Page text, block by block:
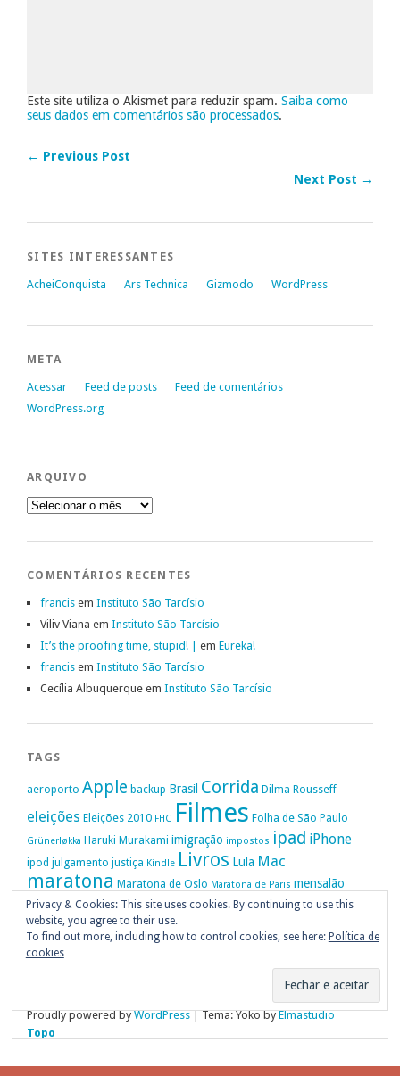
Este site utiliza o Akismet para reduzir spam. Saiba como
seus dados em comentários são processados.
← Previous Post
Next Post →
SITES INTERESSANTES
AcheiConquista Ars Technica Gizmodo WordPress
META
Acessar Feed de posts
Feed de comentários
WordPress.org
ARQUIVO
Arquivo
COMENTÁRIOS RECENTES
francis em Instituto São Tarcísio
Viliv Viana em Instituto São Tarcísio
It’s the proofing time, stupid! | em Eureka!
francis em Instituto São Tarcísio
Cecília Albuquerque em Instituto São Tarcísio
TAGS
aeroporto Apple backup Brasil Corrida Dilma Rousseff
eleições Eleições 2010 FHC Filmes Folha de São Paulo
Grünerløkka Haruki Murakami imigração impostos ipad iPhone
ipod julgamento justiça Kindle Livros Lula Mac
maratona Maratona de Oslo Maratona de Paris mensalão
movimento passe livre música nike Noruega OAB OiOsloPolítica
Portugal Privacidade protestos PT
Vitória da Conquista
Proudly powered byWordPress|Tema: Yoko byElmastudio
Topo
Privacy & Cookies: This site uses cookies. By continuing to use this
website, you agree to their use.
To find out more, including how to control cookies, see here: Política de
cookies